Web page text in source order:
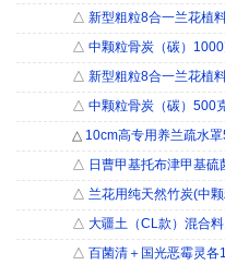
△ 新型粗粒8合一兰花植
△ 中颗粒骨炭（碳）
△ 新型粗粒8合一兰花植
△ 中颗粒骨炭（碳）500
△ 10cm高专用养兰疏水
△ 日曹甲基托布津甲基
△ 兰花用纯天然竹炭(中
△ 大疆土（CL款）混合料
△ 百菌清＋国光恶霉灵各